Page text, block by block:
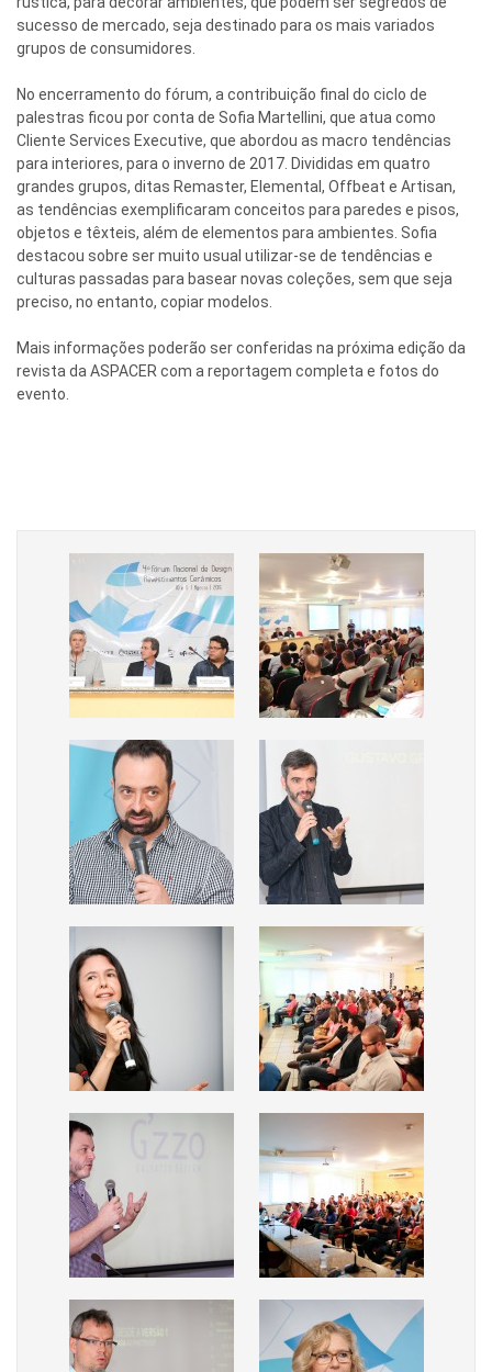
sucesso de mercado, seja destinado para os mais variados
grupos de consumidores.
No encerramento do fórum, a contribuição final do ciclo de
palestras ficou por conta de Sofia Martellini, que atua como
Cliente Services Executive, que abordou as macro tendências
para interiores, para o inverno de 2017. Divididas em quatro
grandes grupos, ditas Remaster, Elemental, Offbeat e Artisan,
as tendências exemplificaram conceitos para paredes e pisos,
objetos e têxteis, além de elementos para ambientes. Sofia
destacou sobre ser muito usual utilizar-se de tendências e
culturas passadas para basear novas coleções, sem que seja
preciso, no entanto, copiar modelos.
Mais informações poderão ser conferidas na próxima edição da
revista da ASPACER com a reportagem completa e fotos do
evento.